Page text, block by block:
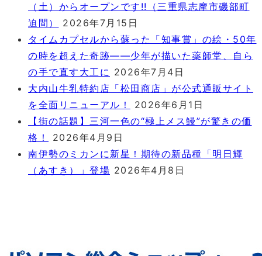
（土）からオープンです!!（三重県志摩市磯部町
迫間）
2026年7月15日
タイムカプセルから蘇った「知事賞」の絵・50年
の時を超えた奇跡――少年が描いた薬師堂、自ら
の手で直す大工に 2026年7月4日
大内山牛乳特約店「松田商店」が公式通販サイト
を全面リニューアル！
2026年6月1日
【街の話題】三河一色の“極上メス鰻”が驚きの価
格！
2026年4月9日
南伊勢のミカンに新星！期待の新品種「明日輝
（あすき）」登場 2026年4月8日